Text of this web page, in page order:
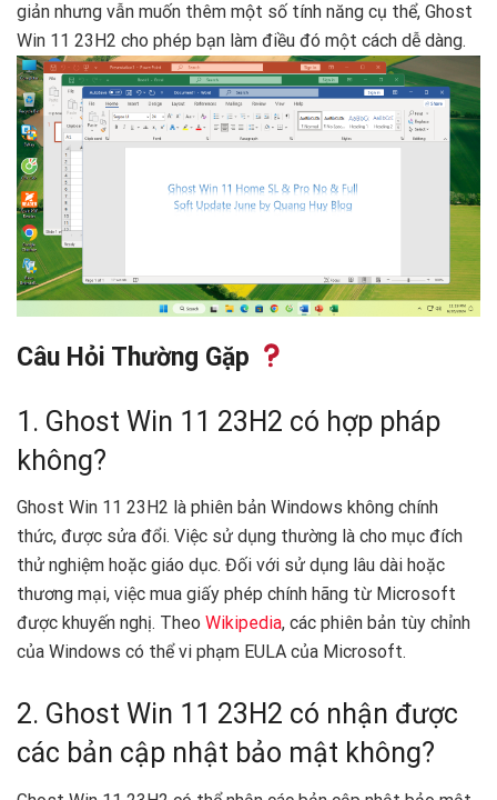
giản nhưng vẫn muốn thêm một số tính năng cụ thể, Ghost
Win 11 23H2 cho phép bạn làm điều đó một cách dễ dàng.
Câu Hỏi Thường Gặp
1. Ghost Win 11 23H2 có hợp pháp
không?
Ghost Win 11 23H2 là phiên bản Windows không chính
thức, được sửa đổi. Việc sử dụng thường là cho mục đích
thử nghiệm hoặc giáo dục. Đối với sử dụng lâu dài hoặc
thương mại, việc mua giấy phép chính hãng từ Microsoft
được khuyến nghị. Theo Wikipedia, các phiên bản tùy chỉnh
của Windows có thể vi phạm EULA của Microsoft.
2. Ghost Win 11 23H2 có nhận được
các bản cập nhật bảo mật không?